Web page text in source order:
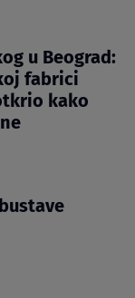
u Beograd:
fabrici
kako